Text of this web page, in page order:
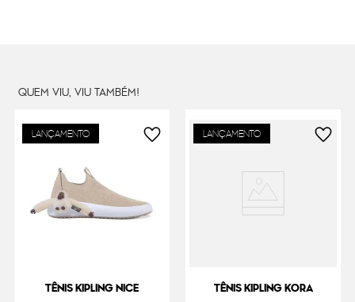
QUEM VIU, VIU TAMBÉM!
LANÇAMENTO
TÊNIS KIPLING NICE
LANÇAMENTO
TÊNIS KIPLING KORA